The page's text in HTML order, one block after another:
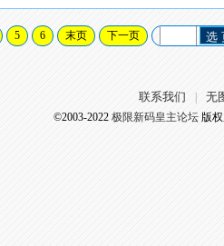
5 6 末页 下一页 选
联系我们 无
©2003-2022 极限新码皇主论坛版权